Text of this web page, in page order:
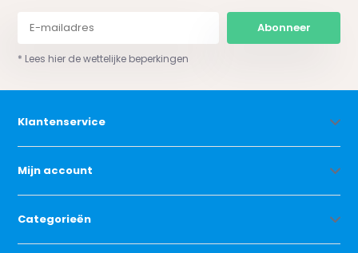
Abonneer
* Lees hier de wettelijke beperkingen
Klantenservice
Mijn account
Categorieën